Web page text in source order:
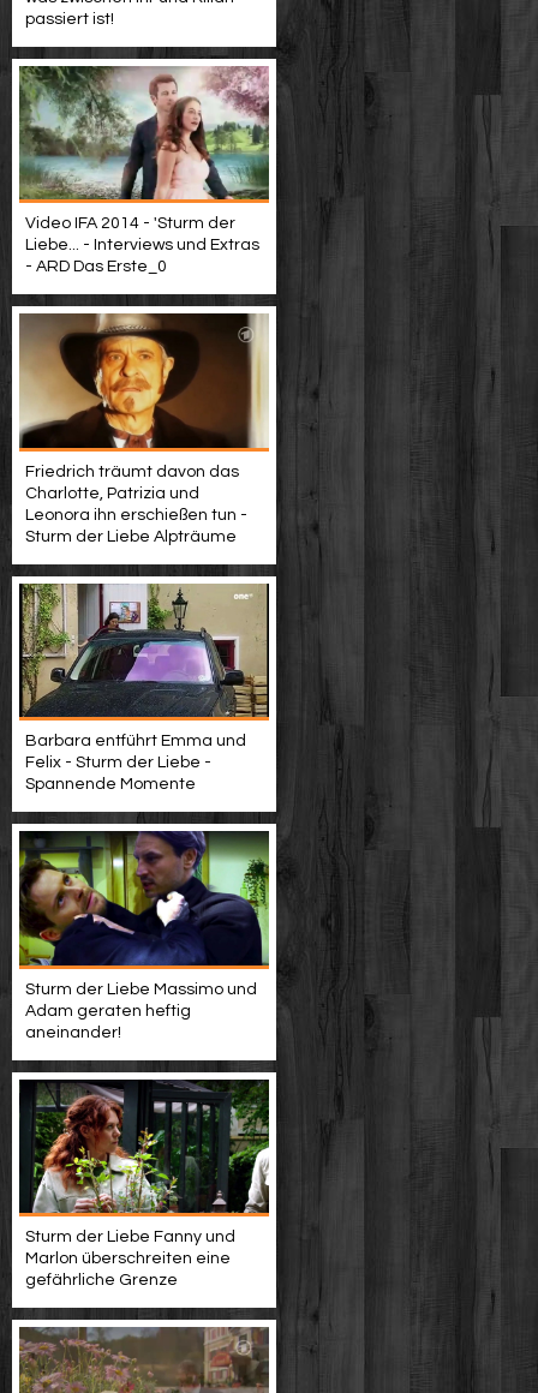
passiert ist!
Video IFA 2014 - 'Sturm der
Liebe... - Interviews und Extras
- ARD Das Erste_0
Friedrich träumt davon das
Charlotte, Patrizia und
Leonora ihn erschießen tun -
Sturm der Liebe Alpträume
Barbara entführt Emma und
Felix - Sturm der Liebe -
Spannende Momente
Sturm der Liebe Massimo und
Adam geraten heftig
aneinander!
Sturm der Liebe Fanny und
Marlon überschreiten eine
gefährliche Grenze